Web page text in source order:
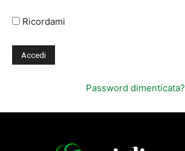
Ricordami
Password dimenticata?